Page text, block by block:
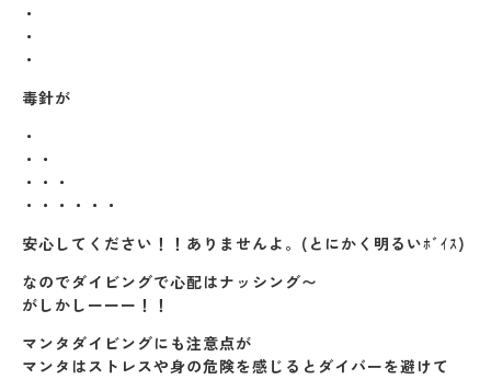
・
・
・
毒針が
・
・・
・・・
・・・・・・
安心してください！！ありませんよ。(とにかく明るいﾎﾞｲｽ)
なのでダイビングで心配はナッシング〜
がしかしーーー！！
マンタダイビングにも注意点が
マンタはストレスや身の危険を感じるとダイバーを避けて